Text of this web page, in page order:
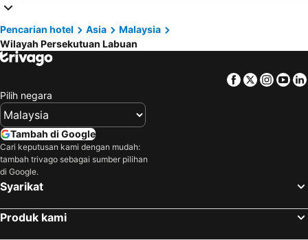
Hotel di Kelantan
Hotel di Tioman Island
Hotel di Hong Kong
Hotel di Johor
Hotel di Malaysia
Hotel di Shanghai
Hotel di Pulau Perhentian
Hotel di Bali
Hotel di Phuket
Hotel di Sabah
Pencarian hotel Asia
Malaysia
Wilayah Persekutuan Labuan
Facebook
Twitter
Pilih negara
Tambah di Google
Cari keputusan kami dengan mudah:
tambah trivago sebagai sumber pilihan
di Google.
Syarikat
Produk kami